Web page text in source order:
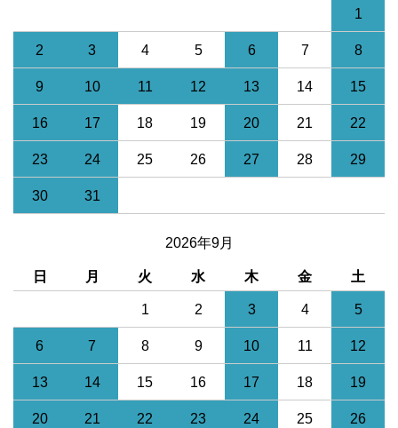
1
2 3 4 5 6 7 8
9 10 11 12 13 14 15
16 17 18 19 20 21 22
23 24 25 26 27 28 29
30 31
2026年9月
日 月 火 水 木 金 土
1 2 3 4 5
6 7 8 9 10 11 12
13 14 15 16 17 18 19
20 21 22 23 24 25 26